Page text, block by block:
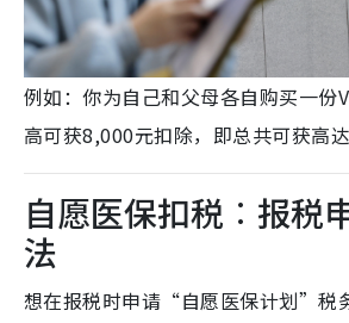
例如：你为自己和父母各自购买一份
高可获8,000元扣除，即总共可获高
自愿医保扣税︰报税
法
想在报税时申请“自愿医保计划”税